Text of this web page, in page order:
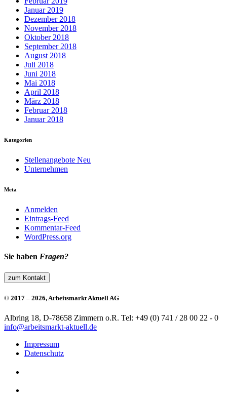
Januar 2019
Dezember 2018
November 2018
Oktober 2018
September 2018
August 2018
Juli 2018
Juni 2018
Mai 2018
April 2018
März 2018
Februar 2018
Januar 2018
Kategorien
Stellenangebote Neu
Unternehmen
Meta
Anmelden
Eintrags-Feed
Kommentar-Feed
WordPress.org
Sie haben Fragen?
zum Kontakt
© 2017 – 2026, Arbeitsmarkt Aktuell AG
Albring 18, D-78658 Zimmern o.R. Tel: +49 (0) 741 / 28 00 22 - 0
info@arbeitsmarkt-aktuell.de
Impressum
Datenschutz